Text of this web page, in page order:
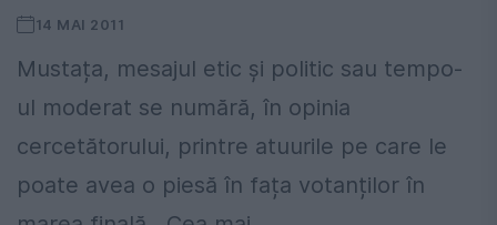
14 MAI 2011
Mustața, mesajul etic și politic sau tempo-
ul moderat se numără, în opinia
cercetătorului, printre atuurile pe care le
poate avea o piesă în fața votanților în